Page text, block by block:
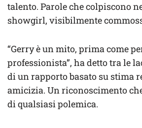
talento. Parole che colpiscono
showgirl, visibilmente
“Gerry è un mito, prima come
professionista”, ha detto tra le
di un rapporto basato su stima
amicizia. Un riconoscimento
di qualsiasi polemica.